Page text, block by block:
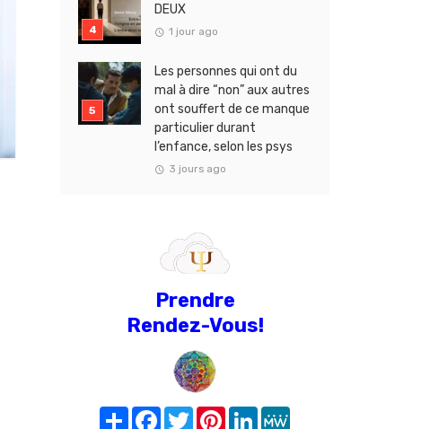
DEUX
1 jour ago
Les personnes qui ont du
mal à dire “non” aux autres
ont souffert de ce manque
particulier durant
l’enfance, selon les psys
3 jours ago
Prendre
Rendez-Vous!
Share FacebookTwitterPinterest
LinkedIn